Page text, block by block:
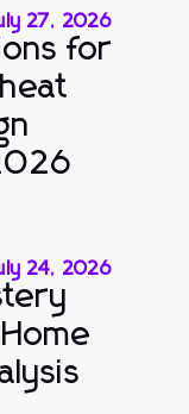
27, 2026
for
24, 2026